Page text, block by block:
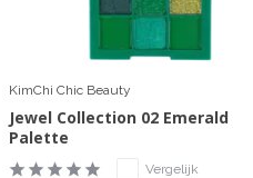
KimChi Chic Beauty
Jewel Collection 02 Emerald
Palette
Vergelijk